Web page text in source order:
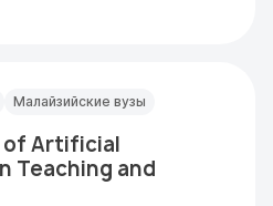
Малайзийские вузы
of Artificial
Teaching and